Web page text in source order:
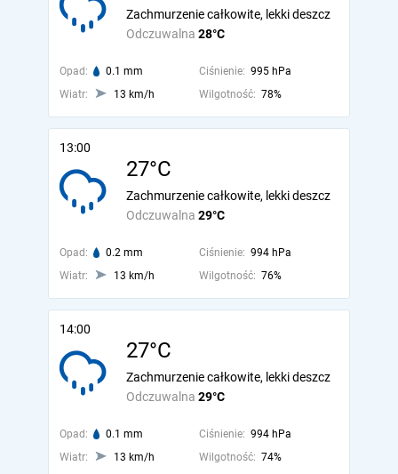
Odczuwalna 28°C
Zachmurzenie całkowite, lekki deszcz
Opad: 0.1 mm Ciśnienie: 995 hPa
Wiatr:
13 km/h Wilgotność: 78%
13:00
27°C
Odczuwalna 29°C
Zachmurzenie całkowite, lekki deszcz
Opad: 0.2 mm Ciśnienie: 994 hPa
Wiatr:
13 km/h Wilgotność: 76%
14:00
27°C
Odczuwalna 29°C
Zachmurzenie całkowite, lekki deszcz
Opad: 0.1 mm Ciśnienie: 994 hPa
Wiatr:
13 km/h Wilgotność: 74%